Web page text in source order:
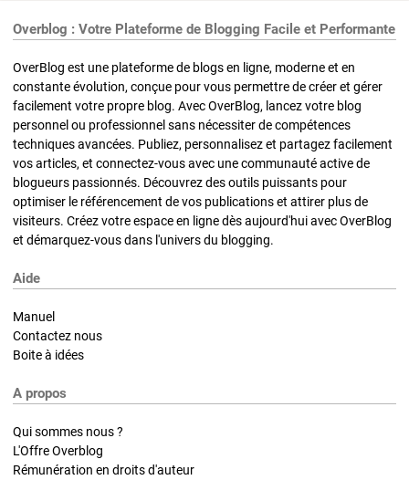
Overblog : Votre Plateforme de Blogging Facile et Performante
OverBlog est une plateforme de blogs en ligne, moderne et en
constante évolution, conçue pour vous permettre de créer et gérer
facilement votre propre blog. Avec OverBlog, lancez votre blog
personnel ou professionnel sans nécessiter de compétences
techniques avancées. Publiez, personnalisez et partagez facilement
vos articles, et connectez-vous avec une communauté active de
blogueurs passionnés. Découvrez des outils puissants pour
optimiser le référencement de vos publications et attirer plus de
visiteurs. Créez votre espace en ligne dès aujourd'hui avec OverBlog
et démarquez-vous dans l'univers du blogging.
Aide
Manuel
Contactez nous
Boite à idées
A propos
Qui sommes nous ?
L'Offre Overblog
Rémunération en droits d'auteur